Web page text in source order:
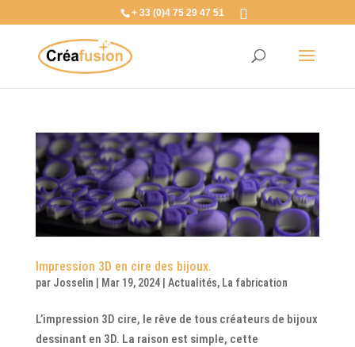
+ 33 (0)4 75 29 47 51
Impression 3D en cire des bijoux.
par Josselin Mar 19, 2024| Actualités, La fabrication
L’impression 3D cire, le rêve de tous créateurs de bijoux
dessinant en 3D. La raison est simple, cette